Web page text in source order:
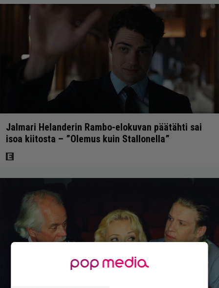
Jalmari Helanderin Rambo-elokuvan päätähti sai
isoa kiitosta – ”Olemus kuin Stallonella”